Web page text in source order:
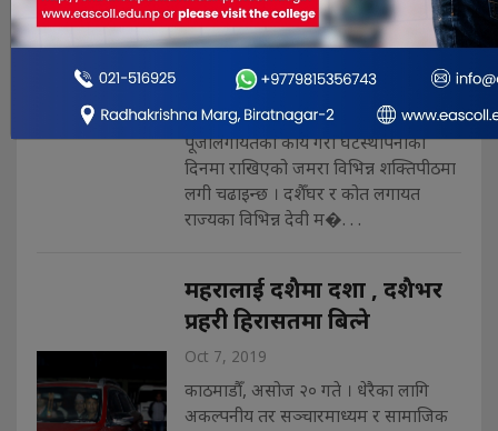
काठमाडौँ, असोज २० गते । आश्विन शुक्ल
नवमीका दिनमा मनाइने महानवमी पर्व आज
हर्षोल्लासका साथ दुर्गा भवानीको पूजा
आराधना गरी बलि दिएर मनाइँदैछ ।
महानवमीका दिनमा गरिने दुर्गा
पूजालगायतका कार्य गरी घटस्थापनाका
दिनमा राखिएको जमरा विभिन्न शक्तिपीठमा
लगी चढाइन्छ । दशैँघर र कोत लगायत
राज्यका विभिन्न देवी म�. . .
महरालाई दशैमा दशा , दशैभर
प्रहरी हिरासतमा बित्ने
Oct 7, 2019
काठमाडौँ, असोज २० गते । धेरैका लागि
अकल्पनीय तर सञ्चारमाध्यम र सामाजिक